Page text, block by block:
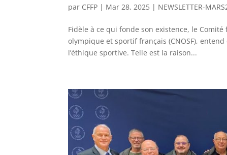
par CFFP | Mar 28, 2025 | NEWSLETTER-
Fidèle à ce qui fonde son existence, le
olympique et sportif français (CNOSF),
l’éthique sportive. Telle est la raison...